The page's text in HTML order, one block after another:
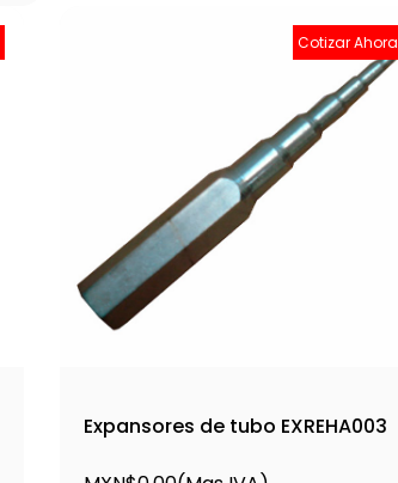
Cotizar Ahora
Expansores de tubo EXREHA003